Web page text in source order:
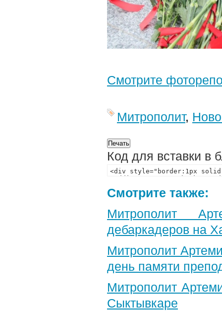
Смотрите
Митрополит,
Код для вставки в
Смотрите также:
Митрополит
дебаркадеров на
Митрополит
день памяти
Митрополит
Сыктывкаре